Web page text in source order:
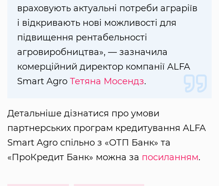
враховують актуальні потреби аграріїв
і відкривають нові можливості для
підвищення рентабельності
агровиробництва», — зазначила
комерційний директор компанії ALFA
Smart Agro Тетяна Мосендз.
Детальніше дізнатися про умови
партнерських програм кредитування ALFA
Smart Agro спільно з «ОТП Банк» та
«ПроКредит Банк» можна за посиланням.